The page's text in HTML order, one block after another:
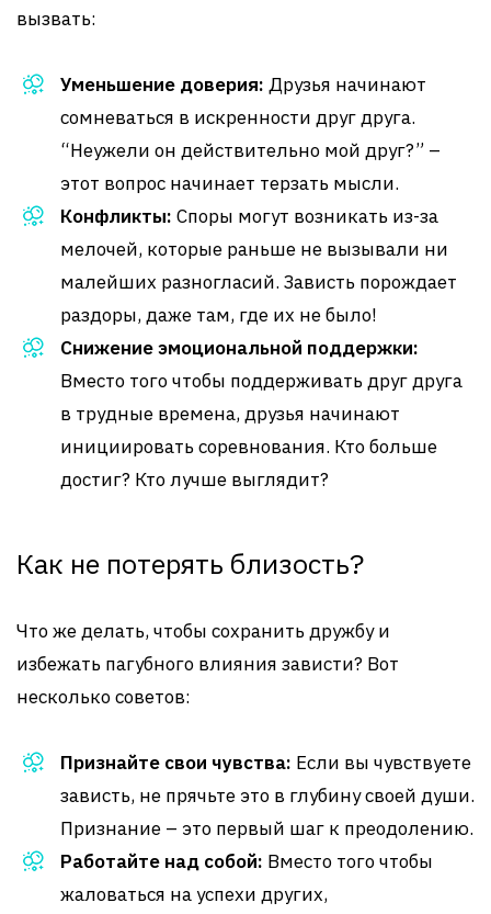
вызвать:
Уменьшение доверия: Друзья начинают
сомневаться в искренности друг друга.
“Неужели он действительно мой друг?” –
этот вопрос начинает терзать мысли.
Конфликты: Споры могут возникать из-за
мелочей, которые раньше не вызывали ни
малейших разногласий. Зависть порождает
раздоры, даже там, где их не было!
Снижение эмоциональной поддержки:
Вместо того чтобы поддерживать друг друга
в трудные времена, друзья начинают
инициировать соревнования. Кто больше
достиг? Кто лучше выглядит?
Как не потерять близость?
Что же делать, чтобы сохранить дружбу и
избежать пагубного влияния зависти? Вот
несколько советов:
Признайте свои чувства: Если вы чувствуете
зависть, не прячьте это в глубину своей души.
Признание – это первый шаг к преодолению.
Работайте над собой: Вместо того чтобы
жаловаться на успехи других,